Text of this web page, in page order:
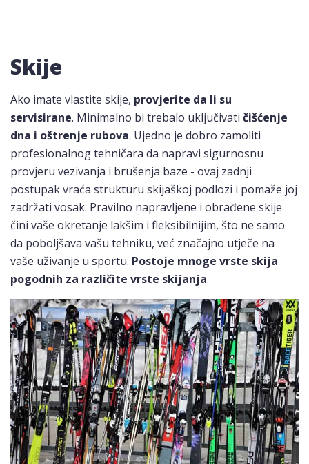
Skije
Ako imate vlastite skije, provjerite da li su
servisirane. Minimalno bi trebalo uključivati ​​čišćenje
dna i oštrenje rubova. Ujedno je dobro zamoliti
profesionalnog tehničara da napravi sigurnosnu
provjeru vezivanja i brušenja baze - ovaj zadnji
postupak vraća strukturu skijaškoj podlozi i pomaže joj
zadržati vosak. Pravilno napravljene i obrađene skije
čini vaše okretanje lakšim i fleksibilnijim, što ne samo
da poboljšava vašu tehniku, već značajno utječe na
vaše uživanje u sportu. Postoje mnoge vrste skija
pogodnih za različite vrste skijanja.